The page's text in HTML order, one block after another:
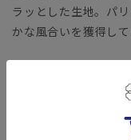
ラッとした生地。パ
かな風合いを獲得して
SUPER EASY CARE
な形態安定加工によ
アイロン掛けが楽に